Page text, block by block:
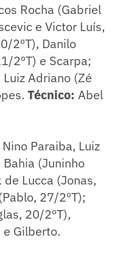
Rocha (Gabriel
e Victor Luís,
2ºT), Danilo
2ºT) e Scarpa;
Adriano (Zé
Técnico: Abel
Paraiba, Luiz
(Juninho
Lucca (Jonas,
27/2ºT);
20/2ºT),
e Gilberto.